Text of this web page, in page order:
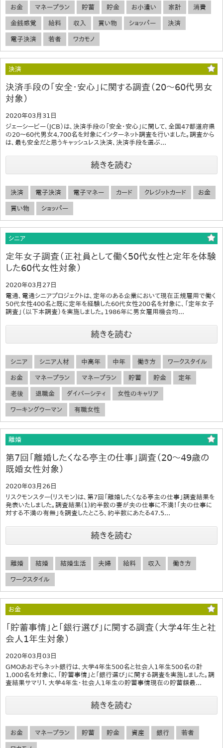
お金 マネープラン 貯蓄 貯金 お小遣い 家計 消費
金銭感覚 給料 収入 買い物 ショッパー 決済
電子決済 若者 ワカモノ
決済
決済手段の「安全・安心」に関する調査（20～60代男女
対象）
2020年03月31日
ジェーシービー（JCB）は、決済手段の「安全・安心」に関して、全国47都道府県
の20～60代男女4,700名を対象にインターネット調査を行いました。調査から
は、最も安全だと思うキャッシュレス決済、決済手段を選ぶ...
続きを読む
決済 電子決済 電子マネー カード クレジットカード お金
買い物 ショッパー
シニア
定年女子調査（正社員として働く50代女性と定年を体験
した60代女性対象）
2020年03月27日
電通、電通シニアプロジェクトは、定年のある企業において現在正規雇用で働く
50代女性400名と既に定年を経験した60代女性200名を対象に、「定年女子
調査」（以下本調査）を実施しました。1986年に男女雇用機会均...
続きを読む
シニア シニア人材 中高年 中年 働き方 ワークスタイル
お金 マネープラン マネープラン 貯蓄 貯金 定年
老後 退職金 ダイバーシティ 女性のキャリア
ワーキングウーマン 有職女性
離婚
第7回「離婚したくなる亭主の仕事」調査（20～49歳の
既婚女性対象）
2020年03月26日
リスクモンスター(リスモン)は、第7回「離婚したくなる亭主の仕事」調査結果を
発表いたしました。調査結果(1)約半数の妻が夫の仕事に不満！「夫の仕事に
対する不満の有無」を調査したところ、約半数にあたる47.5...
続きを読む
離婚 結婚 結婚生活 夫婦 給料 収入 働き方
ワークスタイル
お金
「貯蓄事情」と「銀行選び」に関する調査（大学4年生と社
会人1年生対象）
2020年03月03日
GMOあおぞらネット銀行は、大学4年生500名と社会人1年生500名の計
1,000名を対象に、「貯蓄事情」と「銀行選び」に関する調査を実施しました。調
査結果サマリ１．大学4年生・社会人1年生の貯蓄事情現在の貯蓄額最...
続きを読む
お金 マネープラン 貯蓄 貯金 資産 銀行 若者